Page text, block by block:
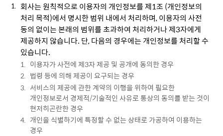
회사는 원칙적으로 이용자의 개인정보를 제1조 (개인정보의
처리 목적)에서 명시한 범위 내에서 처리하며, 이용자의 사전
동의 없이는 본래의 범위를 초과하여 처리하거나 제3자에게
제공하지 않습니다. 단, 다음의 경우에는 개인정보를 처리할 수
있습니다.
이용자가 사전에 제3자 제공 및 공개에 동의한 경우
법령 등에 의해 제공이 요구되는 경우
서비스의 제공에 관한 계약의 이행을 위하여 필요한
개인정보로서 경제적/기술적인 사유로 통상의 동의를 받는 것이
현저히곤란한 경우
개인을 식별하기에 특정할 수 없는 상태로 가공하여 이용하는
경우